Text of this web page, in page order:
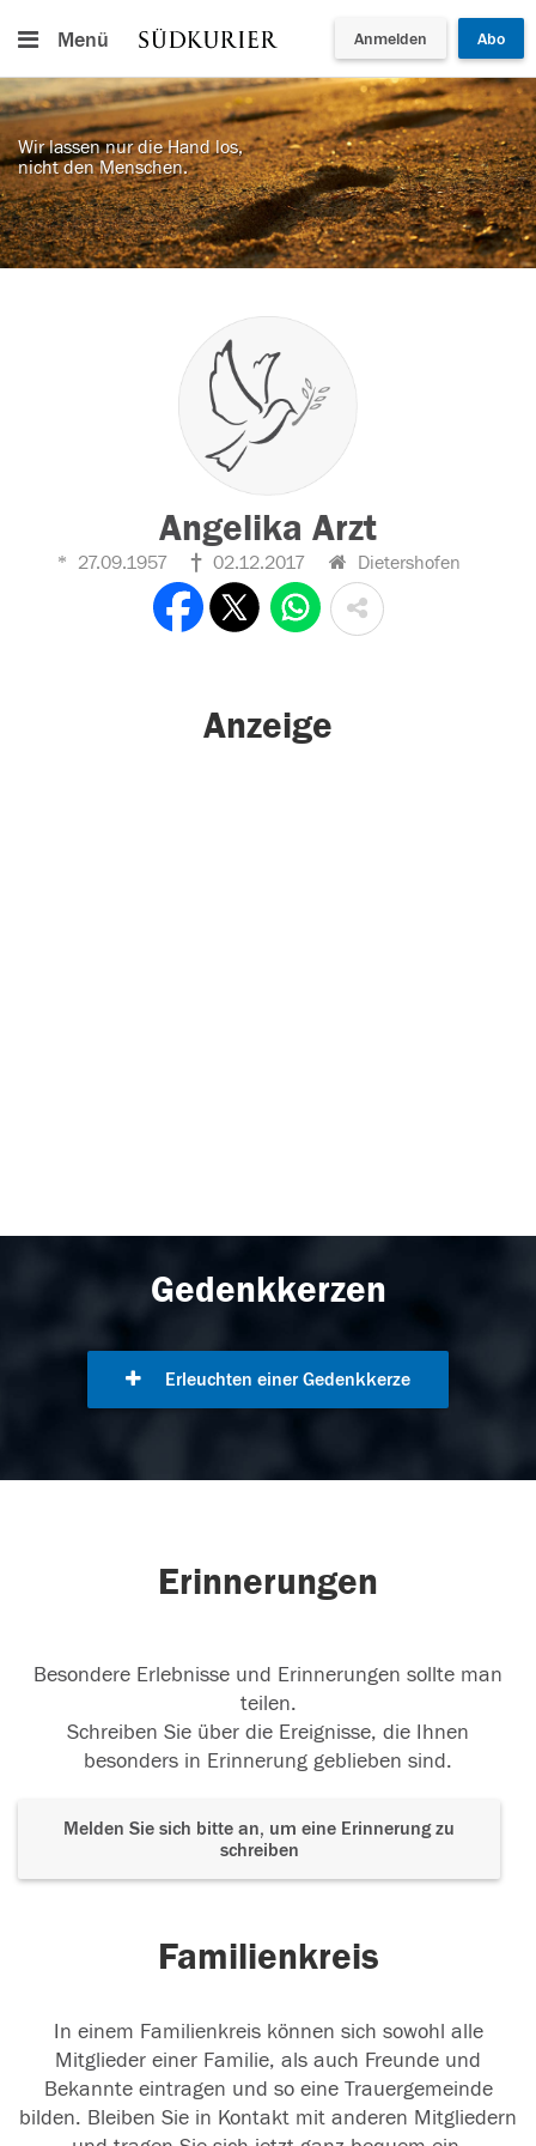
Menü Anmelden Abo
Wir lassen nur die Hand los,
nicht den Menschen.
Angelika Arzt
27.09.1957 02.12.2017 Dietershofen
Anzeige
Gedenkkerzen
Erleuchten einer Gedenkkerze
Erinnerungen
Besondere Erlebnisse und Erinnerungen sollte man
teilen.
Schreiben Sie über die Ereignisse, die Ihnen
besonders in Erinnerung geblieben sind.
Melden Sie sich bitte an, um eine Erinnerung zu
schreiben
Familienkreis
In einem Familienkreis können sich sowohl alle
Mitglieder einer Familie, als auch Freunde und
Bekannte eintragen und so eine Trauergemeinde
bilden. Bleiben Sie in Kontakt mit anderen Mitgliedern